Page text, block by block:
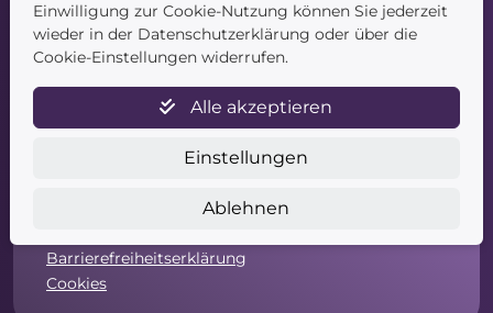
Service
Unsere AGB
Barrierefreiheitserklärung
Cookies
Einwilligung zur Cookie-Nutzung können Sie jederzeit
wieder in der Datenschutzerklärung oder über die
Cookie-Einstellungen widerrufen.
Alle akzeptieren
Einstellungen
Ablehnen